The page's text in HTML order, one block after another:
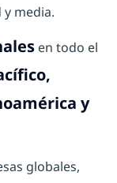
media.
en todo el
y
globales,